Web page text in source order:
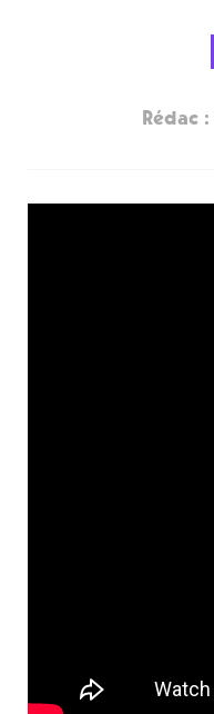
Rédac :